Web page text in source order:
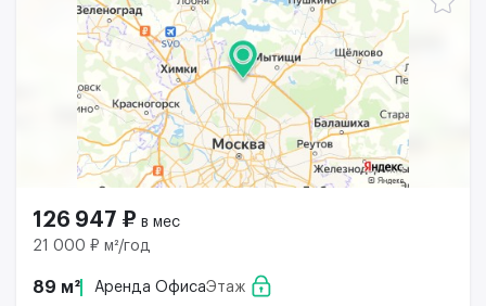
126 947 ₽ в мес
21 000 ₽ м²/год
89 м² Аренда ОфисаЭтаж